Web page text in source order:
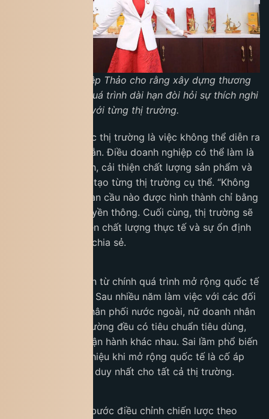
Bà Lê Hoàng Diệp Thảo cho rằng xây dựng thương
hiệu toàn cầu là quá trình dài hạn đòi hỏi sự thích nghi
với từng thị trường.
Thay đổi nhận thức thị trường là việc không thể diễn ra
trong thời gian ngắn. Điều doanh nghiệp có thể làm là
duy trì sự hiện diện, cải thiện chất lượng sản phẩm và
xây dựng niềm tin tạo từng thị trường cụ thể. “Không
có thương hiệu toàn cầu nào được hình thành chỉ bằng
một chiến dịch truyền thông. Cuối cùng, thị trường sẽ
quyết định dựa trên chất lượng thực tế và sự ổn định
trong dài hạn”, bà chia sẻ.
Bài học thứ hai đến từ chính quá trình mở rộng quốc tế
của doanh nghiệp. Sau nhiều năm làm việc với các đối
tác và hệ thống phân phối nước ngoài, nữ doanh nhân
cho biết mỗi thị trường đều có tiêu chuẩn tiêu dùng,
văn hóa và cách vận hành khác nhau. Sai lầm phổ biến
của nhiều thương hiệu khi mở rộng quốc tế là cố áp
dụng một mô hình duy nhất cho tất cả thị trường.
King Coffee từng bước điều chỉnh chiến lược theo